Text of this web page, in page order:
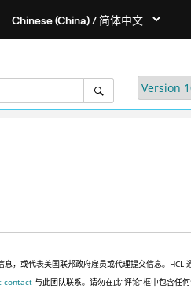
，或代表美国联邦政府雇员或代理提交信息。HCL
contact 与此团队联系。请勿在此“评论”框中包含任何